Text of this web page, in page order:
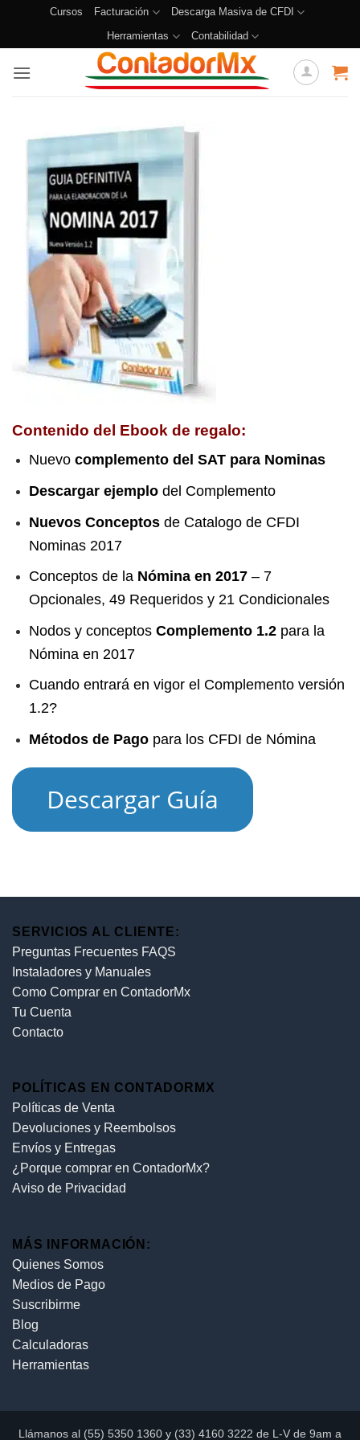
Cursos Facturación
Descarga Masiva de CFDI
Herramientas
Contabilidad
Contenido del Ebook de regalo:
Nuevo complemento del SAT para Nominas
Descargar ejemplodel Complemento
Nuevos Conceptosde Catalogo de CFDI
Nominas 2017
Conceptos de la Nómina en 2017– 7
Opcionales, 49 Requeridos y 21 Condicionales
Nodos y conceptos Complemento 1.2para la
Nómina en 2017
Cuando entrará en vigor el Complemento versión
1.2?
Métodos de Pagopara los CFDI de Nómina
SERVICIOS AL CLIENTE:
Preguntas Frecuentes FAQS
Instaladores y Manuales
Como Comprar en ContadorMx
Tu Cuenta
Contacto
POLÍTICAS EN CONTADORMX
Políticas de Venta
Devoluciones y Reembolsos
Envíos y Entregas
¿Porque comprar en ContadorMx?
Aviso de Privacidad
MÁS INFORMACIÓN:
Quienes Somos
Medios de Pago
Suscribirme
Blog
Calculadoras
Herramientas
Llámanos al (55) 5350 1360 y (33) 4160 3222 de L-V de 9am a